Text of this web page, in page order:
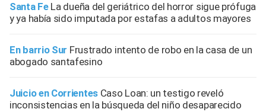
Santa FeLa dueña del geriátrico del horror sigue prófuga
y ya había sido imputada por estafas a adultos mayores
En barrio Sur Frustrado intento de robo en la casa de un
abogado santafesino
Juicio en Corrientes Caso Loan: un testigo reveló
inconsistencias en la búsqueda del niño desaparecido